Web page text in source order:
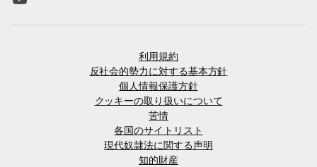
利用規約
反社会的勢力に対する基本方針
個人情報保護方針
クッキーの取り扱いについて
苦情
各国のサイトリスト
現代奴隷法に関する声明
知的財産